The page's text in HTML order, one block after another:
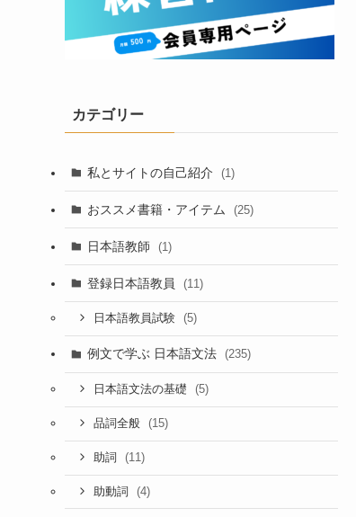
カテゴリー
私とサイトの自己紹介 (1)
おススメ書籍・アイテム (25)
日本語教師 (1)
登録日本語教員 (11)
日本語教員試験 (5)
例文で学ぶ 日本語文法 (235)
日本語文法の基礎 (5)
品詞全般 (15)
助詞 (11)
助動詞 (4)